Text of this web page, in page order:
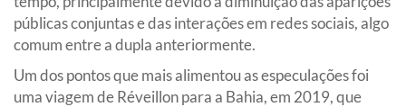
públicas conjuntas e das interações em redes sociais, algo
comum entre a dupla anteriormente.
Um dos pontos que mais alimentou as especulações foi
uma viagem de Réveillon para a Bahia, em 2019, que